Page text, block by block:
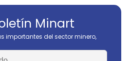
Minart
importantes del sector minero,